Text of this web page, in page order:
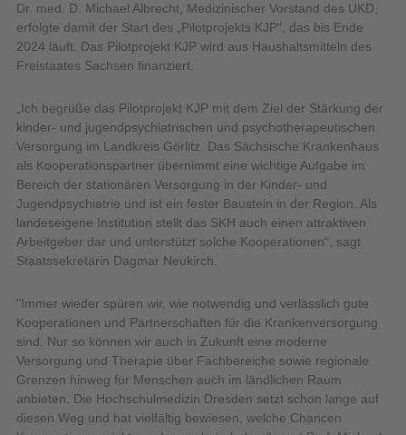
Dr. med. D. Michael Albrecht, Medizinischer Vorstand des UKD,
erfolgte damit der Start des „Pilotprojekts KJP“, das bis Ende
2024 läuft. Das Pilotprojekt KJP wird aus Haushaltsmitteln des
Freistaates Sachsen finanziert.
„Ich begrüße das Pilotprojekt KJP mit dem Ziel der Stärkung der
kinder- und jugendpsychiatrischen und psychotherapeutischen
Versorgung im Landkreis Görlitz. Das Sächsische Krankenhaus
als Kooperationspartner übernimmt eine wichtige Aufgabe im
Bereich der stationären Versorgung in der Kinder- und
Jugendpsychiatrie und ist ein fester Baustein in der Region. Als
landeseigene Institution stellt das SKH auch einen attraktiven
Arbeitgeber dar und unterstützt solche Kooperationen“, sagt
Staatssekretärin Dagmar Neukirch.
"Immer wieder spüren wir, wie notwendig und verlässlich gute
Kooperationen und Partnerschaften für die Krankenversorgung
sind. Nur so können wir auch in Zukunft eine moderne
Versorgung und Therapie über Fachbereiche sowie regionale
Grenzen hinweg für Menschen auch im ländlichen Raum
anbieten. Die Hochschulmedizin Dresden setzt schon lange auf
diesen Weg und hat vielfältig bewiesen, welche Chancen